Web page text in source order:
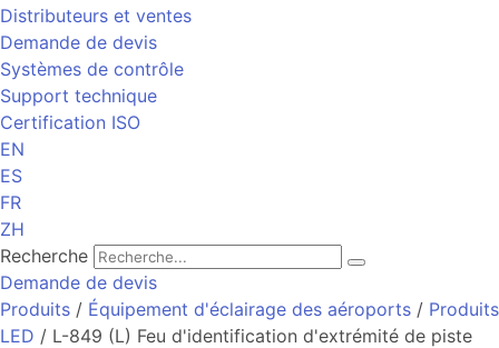
Distributeurs et ventes
Demande de devis
Systèmes de contrôle
Support technique
Certification ISO
EN
ES
FR
ZH
Recherche
Demande de devis
Produits / Équipement d'éclairage des aéroports / Produits
LED / L-849 (L) Feu d'identification d'extrémité de piste